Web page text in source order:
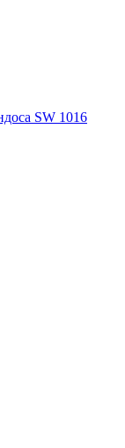
SW 1016